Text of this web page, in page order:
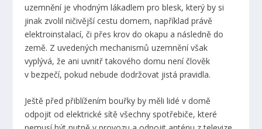
uzemnění je vhodným lákadlem pro blesk, který by si
jinak zvolil ničivější cestu domem, například právě
elektroinstalací, či přes krov do okapu a následně do
země. Z uvedených mechanismů uzemnění však
vyplývá, že ani uvnitř takového domu není člověk
v bezpečí, pokud nebude dodržovat jistá pravidla.
Ještě před přiblížením bouřky by měli lidé v domě
odpojit od elektrické sítě všechny spotřebiče, které